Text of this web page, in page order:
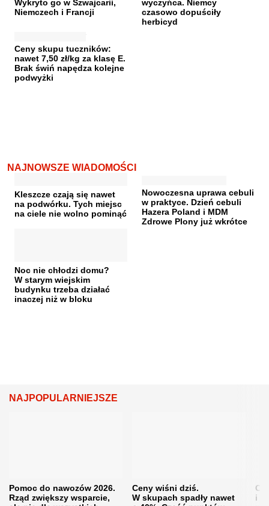
Wykryto go w Szwajcarii,
Niemczech i Francji
wyczyńca. Niemcy
czasowo dopuściły
herbicyd
Ceny skupu tuczników:
nawet 7,50 zł/kg za klasę E.
Brak świń napędza kolejne
podwyżki
NAJNOWSZE WIADOMOŚCI
Kleszcze czają się nawet
na podwórku. Tych miejsc
na ciele nie wolno pominąć
Nowoczesna uprawa cebuli
w praktyce. Dzień cebuli
Hazera Poland i MDM
Zdrowe Plony już wkrótce
Noc nie chłodzi domu?
W starym wiejskim
budynku trzeba działać
inaczej niż w bloku
NAJPOPULARNIEJSZE
Pomoc do nawozów 2026.
Rząd zwiększy wsparcie,
Ceny wiśni dziś.
W skupach spadły nawet
i